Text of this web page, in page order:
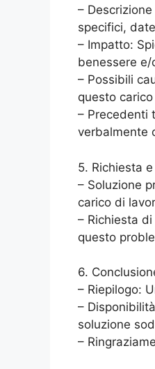
–
specifici,
– Impatto:
benessere
– Possibili
questo
– Precedenti
verbalmente
5. Richiesta
– Soluzione
carico di
– Richiesta
questo
6.
– Riepilogo:
–
soluzione
–